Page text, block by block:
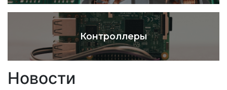
Контроллеры
Новости